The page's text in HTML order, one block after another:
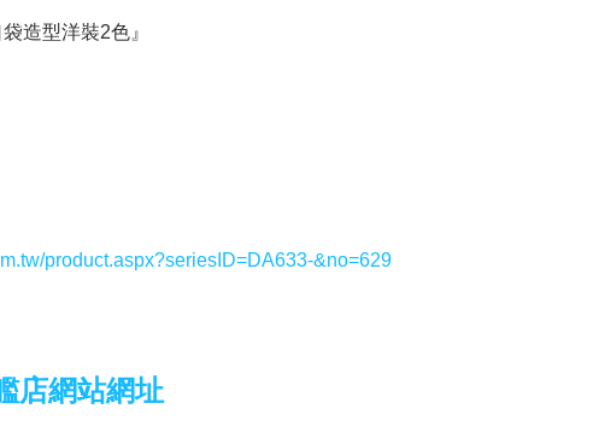
造型洋裝2色』
product.aspx?seriesID=DA633-&no=629
店網站網址